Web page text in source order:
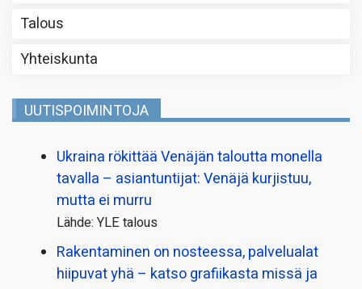
Talous
Yhteiskunta
UUTISPOIMINTOJA
Ukraina rökittää Venäjän taloutta monella
tavalla – asiantuntijat: Venäjä kurjistuu,
mutta ei murru
Lähde: YLE talous
Rakentaminen on nosteessa, palvelualat
hiipuvat yhä – katso grafiikasta missä ja